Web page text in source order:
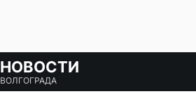
НОВОСТИ
ВОЛГОГРАДА